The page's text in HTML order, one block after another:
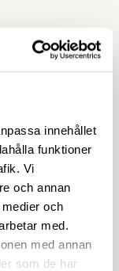
innehållet
funktioner
Vi
och annan
och
med.
med annan
som de har
ansats i
prisökningar i
eller inte.
insyn i
tusentals
arbetar
tid. Facit
finns
på